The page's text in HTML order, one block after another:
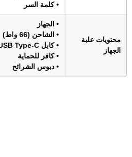
• كلمة السر
محتويات علبة
الجهاز
• الجهاز
• الشاحن (66 واط)
• كابل USB Type-C
• كافر للحماية
• دبوس الشرائح